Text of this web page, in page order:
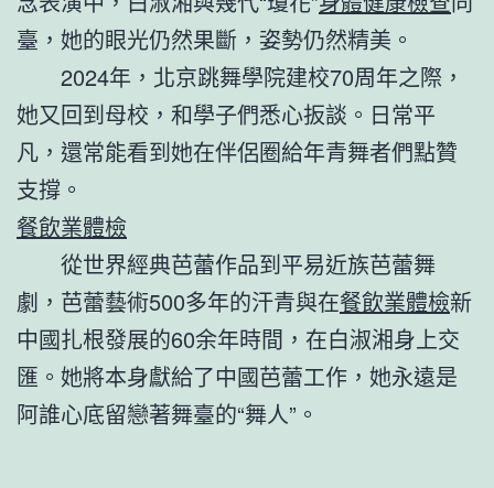
臺，她的眼光仍然果斷，姿勢仍然精美。
2024年，北京跳舞學院建校70周年之際，
她又回到母校，和學子們悉心扳談。日常平
凡，還常能看到她在伴侶圈給年青舞者們點贊
支撐。
餐飲業體檢
從世界經典芭蕾作品到平易近族芭蕾舞
劇，芭蕾藝術500多年的汗青與在餐飲業體檢新
中國扎根發展的60余年時間，在白淑湘身上交
匯。她將本身獻給了中國芭蕾工作，她永遠是
阿誰心底留戀著舞臺的“舞人”。